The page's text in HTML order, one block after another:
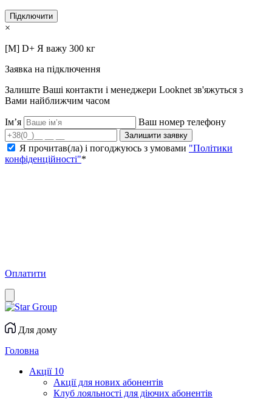
Підключити
×
[M] D+ Я важу 300 кг
Заявка на підключення
Залиште Ваші контакти і менеджери Looknet зв'яжуться з
Вами найближчим часом
Ім’я Ваш номер телефону
Залишити заявку
Я прочитав(ла) і погоджуюсь з умовами "Політики
конфіденційності"*
Оплатити
Для дому
Головна
Акції 10
Акції для нових абонентів
Клуб лояльності для діючих абонентів